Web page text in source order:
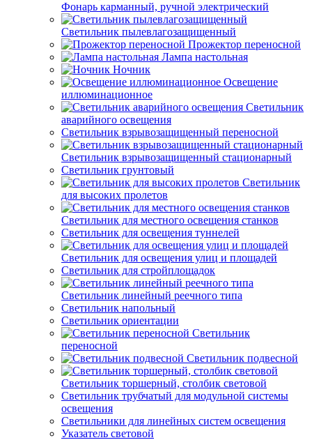
Фонарь карманный, ручной электрический
Светильник пылевлагозащищенный
Прожектор переносной
Лампа настольная
Ночник
Освещение
иллюминационное
Светильник
аварийного освещения
Светильник взрывозащищенный переносной
Светильник взрывозащищенный стационарный
Светильник грунтовый
Светильник
для высоких пролетов
Светильник для местного освещения станков
Светильник для освещения туннелей
Светильник для освещения улиц и площадей
Светильник для стройплощадок
Светильник линейный реечного типа
Светильник напольный
Светильник ориентации
Светильник
переносной
Светильник подвесной
Светильник торшерный, столбик световой
Светильник трубчатый для модульной системы
освещения
Светильники для линейных систем освещения
Указатель световой